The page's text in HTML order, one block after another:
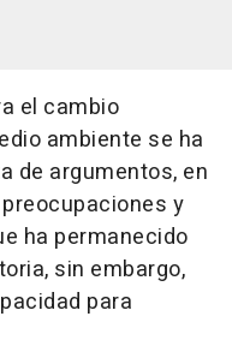
el cambio
ambiente se ha
de argumentos, en
y
ha permanecido
sin embargo,
para